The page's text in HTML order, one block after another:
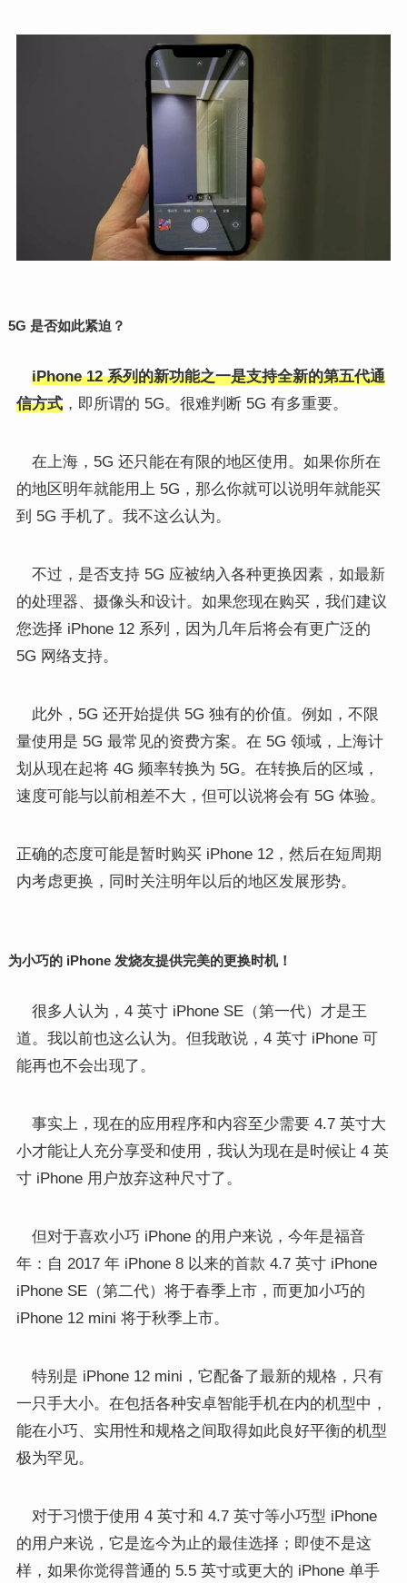
5G 是否如此紧迫？
iPhone 12 系列的新功能之一是支持全新的第五代通
信方式，即所谓的 5G。很难判断 5G 有多重要。
在上海，5G 还只能在有限的地区使用。如果你所在
的地区明年就能用上 5G，那么你就可以说明年就能买
到 5G 手机了。我不这么认为。
不过，是否支持 5G 应被纳入各种更换因素，如最新
的处理器、摄像头和设计。如果您现在购买，我们建议
您选择 iPhone 12 系列，因为几年后将会有更广泛的
5G 网络支持。
此外，5G 还开始提供 5G 独有的价值。例如，不限
量使用是 5G 最常见的资费方案。在 5G 领域，上海计
划从现在起将 4G 频率转换为 5G。在转换后的区域，
速度可能与以前相差不大，但可以说将会有 5G 体验。
正确的态度可能是暂时购买 iPhone 12，然后在短周期
内考虑更换，同时关注明年以后的地区发展形势。
为小巧的 iPhone 发烧友提供完美的更换时机！
很多人认为，4 英寸 iPhone SE（第一代）才是王
道。我以前也这么认为。但我敢说，4 英寸 iPhone 可
能再也不会出现了。
事实上，现在的应用程序和内容至少需要 4.7 英寸大
小才能让人充分享受和使用，我认为现在是时候让 4 英
寸 iPhone 用户放弃这种尺寸了。
但对于喜欢小巧 iPhone 的用户来说，今年是福音
年：自 2017 年 iPhone 8 以来的首款 4.7 英寸 iPhone
iPhone SE（第二代）将于春季上市，而更加小巧的
iPhone 12 mini 将于秋季上市。
特别是 iPhone 12 mini，它配备了最新的规格，只有
一只手大小。在包括各种安卓智能手机在内的机型中，
能在小巧、实用性和规格之间取得如此良好平衡的机型
极为罕见。
对于习惯于使用 4 英寸和 4.7 英寸等小巧型 iPhone
的用户来说，它是迄今为止的最佳选择；即使不是这
样，如果你觉得普通的 5.5 英寸或更大的 iPhone 单手